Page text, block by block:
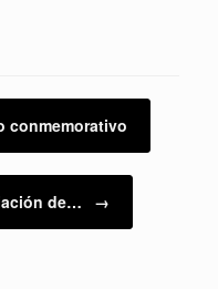
conmemorativo
de… →